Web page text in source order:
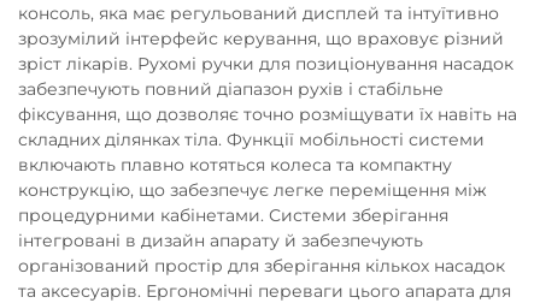
консоль, яка має регульований дисплей та інтуїтивно
зрозумілий інтерфейс керування, що враховує різний
зріст лікарів. Рухомі ручки для позиціонування насадок
забезпечують повний діапазон рухів і стабільне
фіксування, що дозволяє точно розміщувати їх навіть на
складних ділянках тіла. Функції мобільності системи
включають плавно котяться колеса та компактну
конструкцію, що забезпечує легке переміщення між
процедурними кабінетами. Системи зберігання
інтегровані в дизайн апарату й забезпечують
організований простір для зберігання кількох насадок
та аксесуарів. Ергономічні переваги цього апарата для